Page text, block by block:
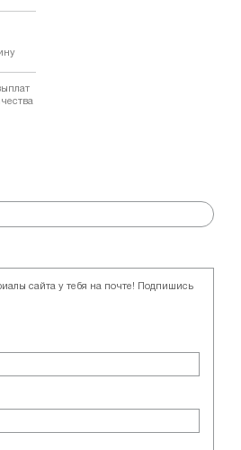
сайта у тебя на почте! Подпишись